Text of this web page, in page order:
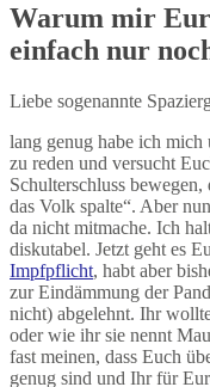
Warum mir
einfach nur
Liebe sogenannte
lang genug habe ich
zu reden und versucht
Schulterschluss
das Volk spalte“. Aber
da nicht mitmache. Ich
diskutabel. Jetzt geht es
Impfpflicht, habt aber
zur Eindämmung der
nicht) abgelehnt. Ihr
oder wie ihr sie nennt
fast meinen, dass Euch
genug sind und Ihr für